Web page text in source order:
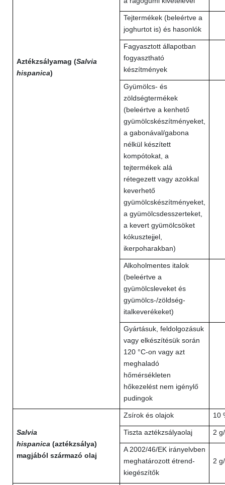
Aztékzsályamag (Salvia
hispanica)
Tejtermékek (beleértve a
joghurtot is) és hasonlók
Fagyasztott állapotban
fogyasztható
készítmények
Gyümölcs- és
zöldségtermékek
(beleértve a kenhető
gyümölcskészítményeket,
a gabonával/gabona
nélkül készített
kompótokat, a
tejtermékek alá
rétegezett vagy azokkal
keverhető
gyümölcskészítményeket,
a gyümölcsdesszerteket,
a kevert gyümölcsöket
kókusztejjel,
ikerpoharakban)
Alkoholmentes italok
(beleértve a
gyümölcsleveket és
gyümölcs-/zöldség-
italkeverékeket)
Gyártásuk, feldolgozásuk
vagy elkészítésük során
120 °C-on vagy azt
meghaladó
hőmérsékleten
hőkezelést nem igénylő
pudingok
Salvia
hispanica (aztékzsálya)
magjából származó olaj
Zsírok és olajok 10
Tiszta aztékzsályaolaj 2
A 2002/46/EK irányelvben
meghatározott étrend-
kiegészítők
2